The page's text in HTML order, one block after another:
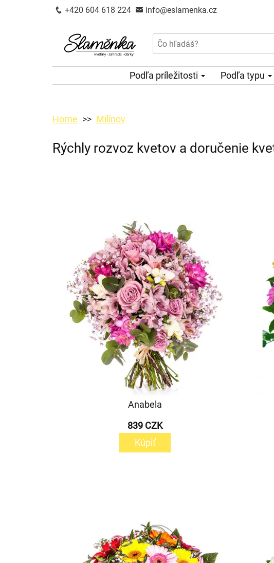
+420 604 618 224 info@eslamenka.cz
Podľa príležitosti Podľa typu
Home Milínov
Rýchly rozvoz kvetov a doručenie
Anabela
839 CZK
Kúpiť